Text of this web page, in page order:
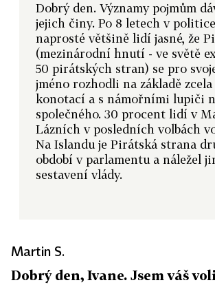
Dobrý den. Významy pojmům
jejich činy. Po 8 letech v
naprosté většině lidí jasné, že
(mezinárodní hnutí - ve světě
50 pirátských stran) se pro
jméno rozhodli na základě
konotací a s námořními lupiči
společného. 30 procent lidí v
Lázních v posledních volbách
Na Islandu je Pirátská strana
období v parlamentu a náležel
sestavení vlády.
Martin S.
Dobrý den, Ivane. Jsem váš